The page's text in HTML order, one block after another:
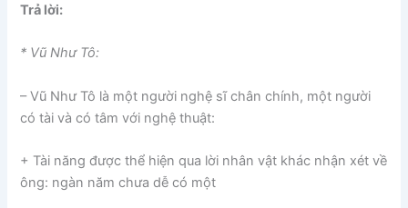
Trả lời:
* Vũ Như Tô:
– Vũ Như Tô là một người nghệ sĩ chân chính, một người
có tài và có tâm với nghệ thuật:
+ Tài năng được thể hiện qua lời nhân vật khác nhận xét về
ông: ngàn năm chưa dễ có một